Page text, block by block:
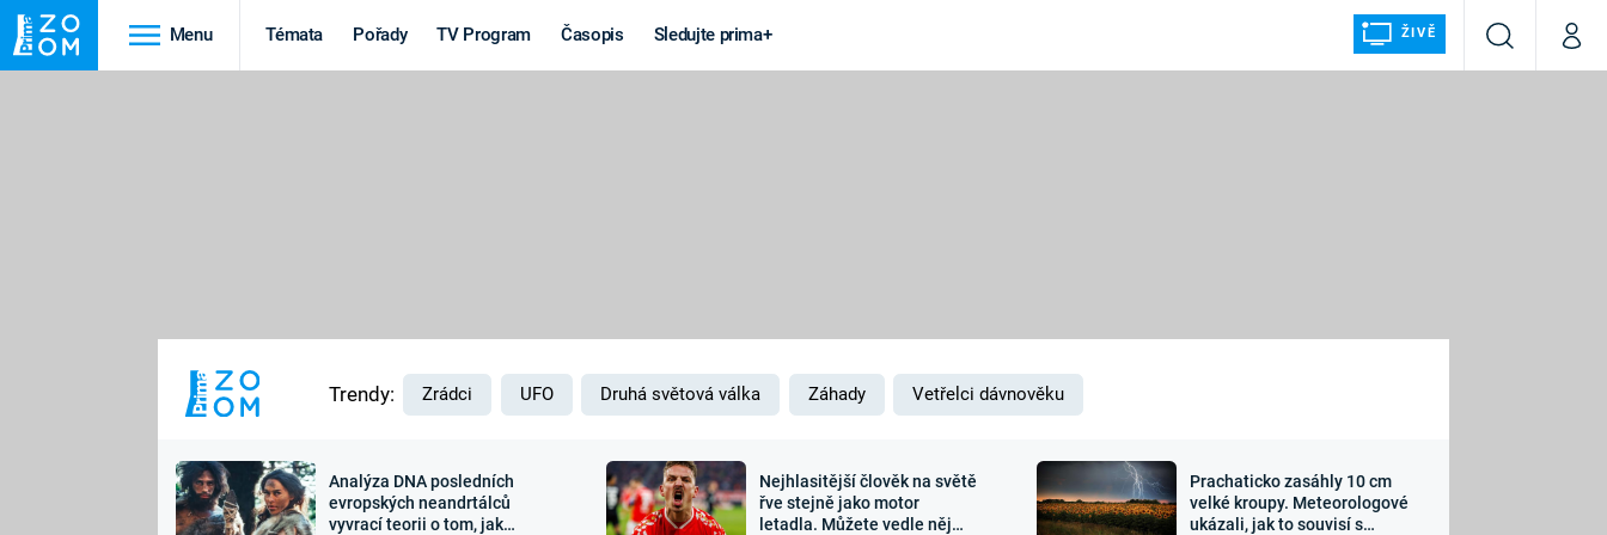
Menu Témata Pořady TV Program Časopis Sledujte prima+ ŽIVĚ
VyhledáváníMůj
MARS
Výročí
Záhady a
Zajímavosti Sledujte nás
Trendy: Zrádci UFO Druhá světová válka Záhady Vetřelci dávnověku
Analýza DNA posledních
evropských neandrtálců
vyvrací teorii o tom, jak
Nejhlasitější člověk na světě
řve stejně jako motor
letadla. Můžete vedle něj
Prachaticko zasáhly 10 cm
velké kroupy. Meteorologové
ukázali, jak to souvisí s